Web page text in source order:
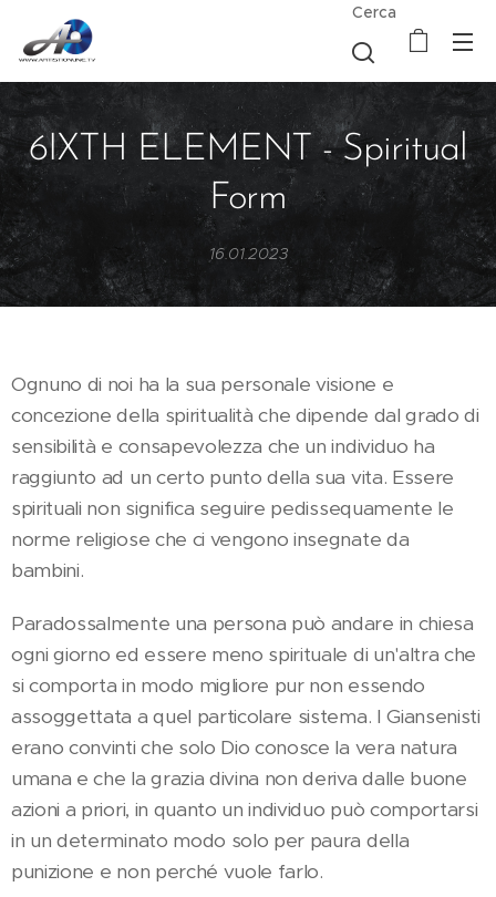
Cerca
6IXTH ELEMENT - Spiritual
Form
16.01.2023
Ognuno di noi ha la sua personale visione e
concezione della spiritualità che dipende dal grado di
sensibilità e consapevolezza che un individuo ha
raggiunto ad un certo punto della sua vita. Essere
spirituali non significa seguire pedissequamente le
norme religiose che ci vengono insegnate da
bambini.
Paradossalmente una persona può andare in chiesa
ogni giorno ed essere meno spirituale di un'altra che
si comporta in modo migliore pur non essendo
assoggettata a quel particolare sistema. I Giansenisti
erano convinti che solo Dio conosce la vera natura
umana e che la grazia divina non deriva dalle buone
azioni a priori, in quanto un individuo può comportarsi
in un determinato modo solo per paura della
punizione e non perché vuole farlo.